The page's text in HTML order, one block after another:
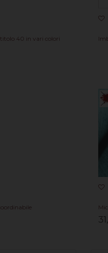
40 in vari colori